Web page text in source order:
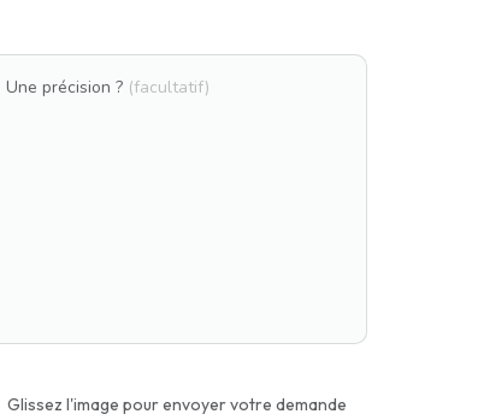
Une précision ? (facultatif)
Glissez l'image pour envoyer votre demande